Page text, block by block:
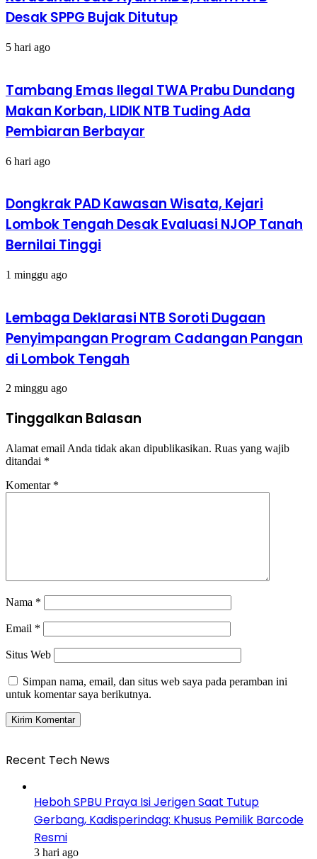
Desak SPPG Bujak Ditutup
5 hari ago
Tambang Emas Ilegal TWA Prabu Dundang
Makan Korban, LIDIK NTB Tuding Ada
Pembiaran Berbayar
6 hari ago
Dongkrak PAD Kawasan Wisata, Kejari
Lombok Tengah Desak Evaluasi NJOP Tanah
Bernilai Tinggi
1 minggu ago
Lembaga Deklarasi NTB Soroti Dugaan
Penyimpangan Program Cadangan Pangan
di Lombok Tengah
2 minggu ago
Tinggalkan Balasan
Alamat email Anda tidak akan dipublikasikan. Ruas yang wajib
ditandai *
Komentar *
Nama *
Email *
Situs Web
Simpan nama, email, dan situs web saya pada peramban ini
untuk komentar saya berikutnya.
Recent Tech News
Heboh SPBU Praya Isi Jerigen Saat Tutup
Gerbang, Kadisperindag: Khusus Pemilik Barcode
Resmi
3 hari ago